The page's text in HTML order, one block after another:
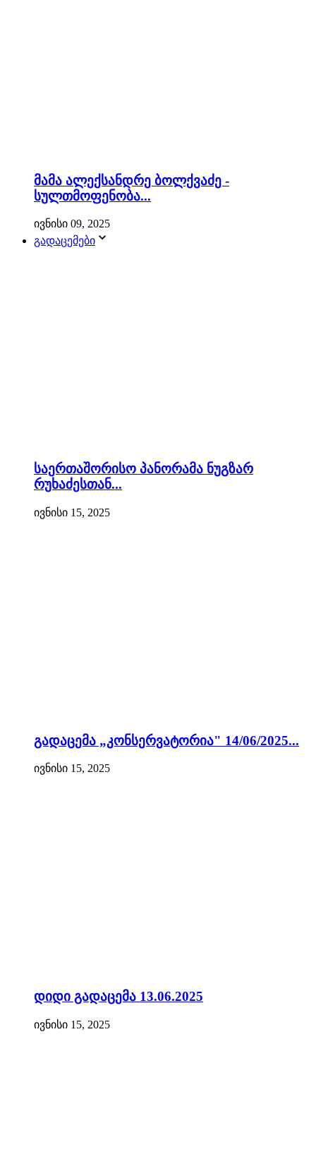
მამა ალექსანდრე ბოლქვაძე -
სულთმოფენობა...
ივნისი 09, 2025
გადაცემები
საერთაშორისო პანორამა ნუგზარ
რუხაძესთან...
ივნისი 15, 2025
გადაცემა „კონსერვატორია" 14/06/2025...
ივნისი 15, 2025
დიდი გადაცემა 13.06.2025
ივნისი 15, 2025